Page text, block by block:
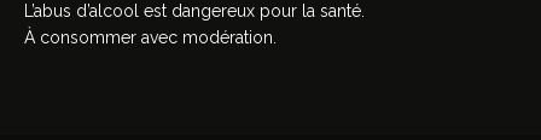
L’abus d’alcool est dangereux pour la santé.
À consommer avec modération.